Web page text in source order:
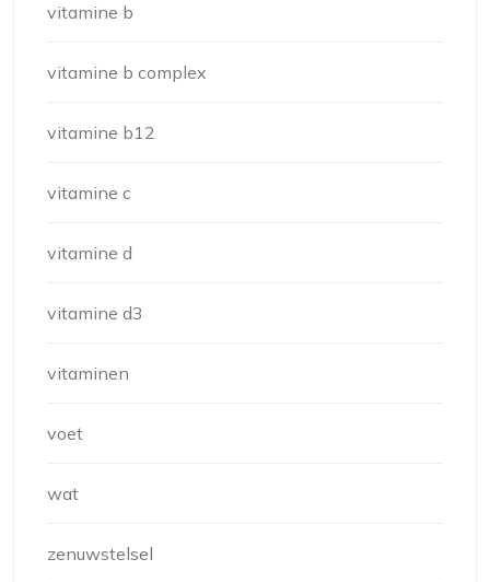
vitamine b
vitamine b complex
vitamine b12
vitamine c
vitamine d
vitamine d3
vitaminen
voet
wat
zenuwstelsel